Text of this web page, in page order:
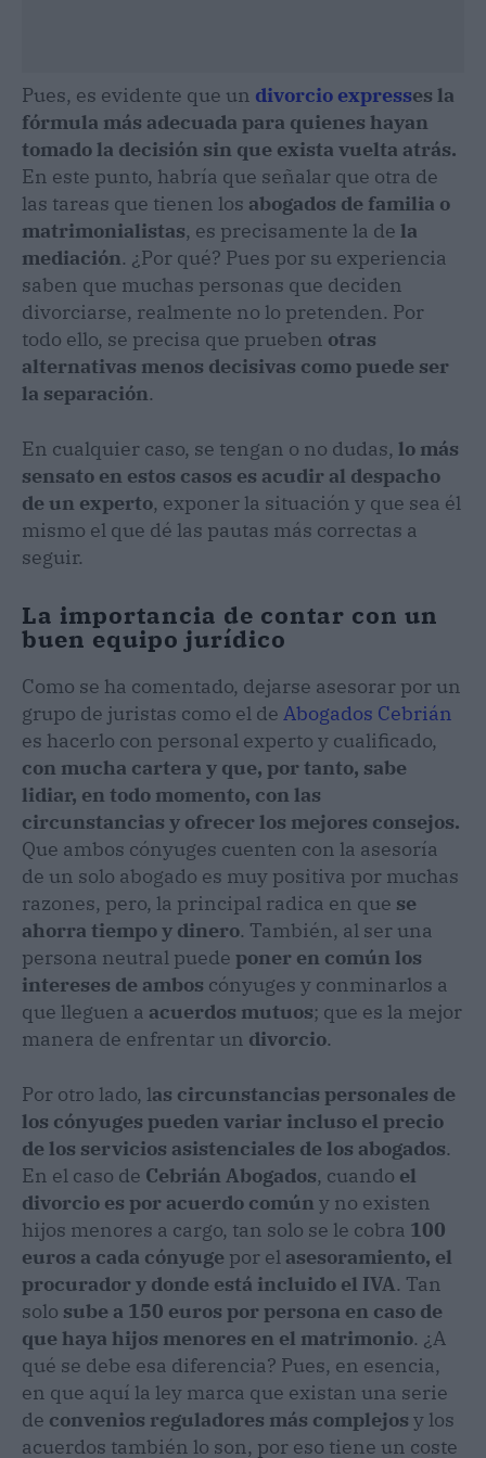
Pues, es evidente que un divorcio expresses la
fórmula más adecuada para quienes hayan
tomado la decisión sin que exista vuelta atrás.
En este punto, habría que señalar que otra de
las tareas que tienen los abogados de familia o
matrimonialistas, es precisamente la de la
mediación. ¿Por qué? Pues por su experiencia
saben que muchas personas que deciden
divorciarse, realmente no lo pretenden. Por
todo ello, se precisa que prueben otras
alternativas menos decisivas como puede ser
la separación.
En cualquier caso, se tengan o no dudas, lo más
sensato en estos casos es acudir al despacho
de un experto, exponer la situación y que sea él
mismo el que dé las pautas más correctas a
seguir.
La importancia de contar con un
buen equipo jurídico
Como se ha comentado, dejarse asesorar por un
grupo de juristas como el de Abogados Cebrián
es hacerlo con personal experto y cualificado,
con mucha cartera y que, por tanto, sabe
lidiar, en todo momento, con las
circunstancias y ofrecer los mejores consejos.
Que ambos cónyuges cuenten con la asesoría
de un solo abogado es muy positiva por muchas
razones, pero, la principal radica en que se
ahorra tiempo y dinero. También, al ser una
persona neutral puede poner en común los
intereses de ambos cónyuges y conminarlos a
que lleguen a acuerdos mutuos; que es la mejor
manera de enfrentar un divorcio.
Por otro lado, las circunstancias personales de
los cónyuges pueden variar incluso el precio
de los servicios asistenciales de los abogados.
En el caso de Cebrián Abogados, cuando el
divorcio es por acuerdo común y no existen
hijos menores a cargo, tan solo se le cobra 100
euros a cada cónyuge por el asesoramiento, el
procurador y donde está incluido el IVA. Tan
solo sube a 150 euros por persona en caso de
que haya hijos menores en el matrimonio. ¿A
qué se debe esa diferencia? Pues, en esencia,
en que aquí la ley marca que existan una serie
de convenios reguladores más complejos y los
acuerdos también lo son, por eso tiene un coste